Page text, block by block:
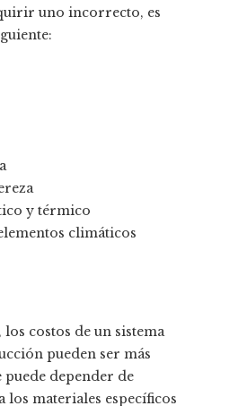
uno incorrecto, es
y térmico
climáticos
los costos de un sistema
pueden ser más
puede depender de
los materiales específicos